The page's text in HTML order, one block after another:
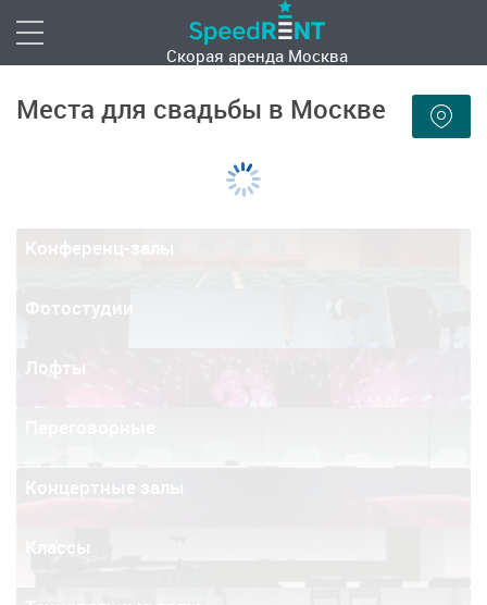
Скорая аренда Москва
Места для свадьбы в Москве
Конференц-залы
Фотостудии
Лофты
Классы